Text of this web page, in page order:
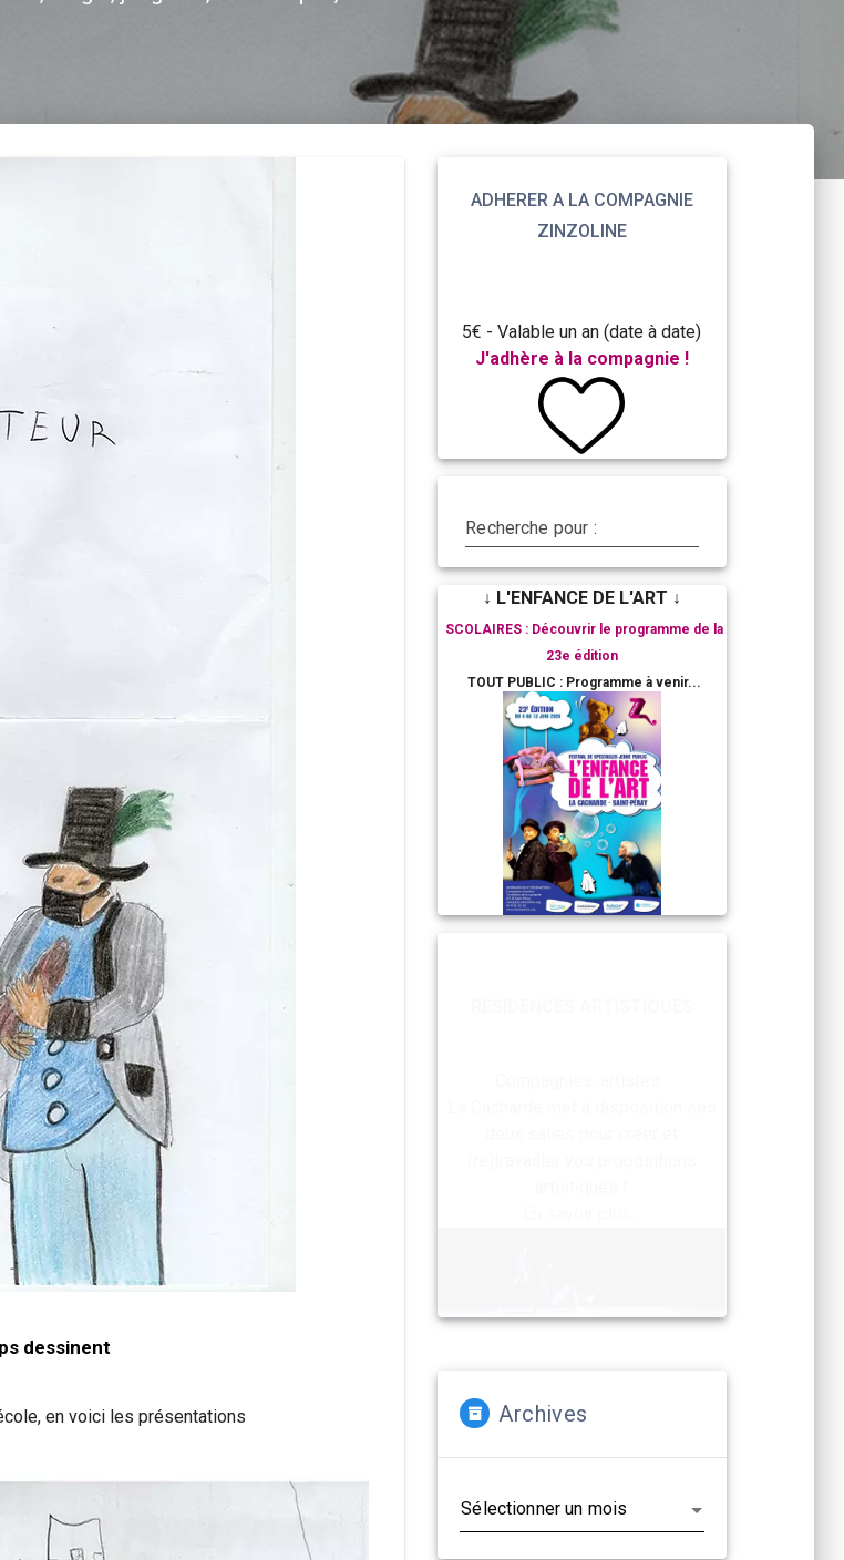
dessinent
en voici les présentations
ADHERER A LA COMPAGNIE
ZINZOLINE
5€ - Valable un an (date à date)
J'adhère à la compagnie !
Recherche pour :
↓ L'ENFANCE DE L'ART ↓
SCOLAIRES : Découvrir le programme de la
23e édition
TOUT PUBLIC : Programme à venir...
Archives